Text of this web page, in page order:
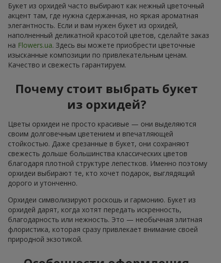
Букет из орхидей часто выбирают как нежный цветочный
акцент там, где нужна сдержанная, но яркая ароматная
элегантность. Если и вам нужен букет из орхидей,
наполненный деликатной красотой цветов, сделайте заказ
на Flowers.ua. Здесь вы можете приобрести цветочные
изысканные композиции по привлекательным ценам.
Качество и свежесть гарантируем.
Почему стоит выбрать букет
из орхидей?
Цветы орхидеи не просто красивые — они выделяются
своим долговечным цветением и впечатляющей
стойкостью. Даже срезанные в букет, они сохраняют
свежесть дольше большинства классических цветов
благодаря плотной структуре лепестков. Именно поэтому
орхидеи выбирают те, кто хочет подарок, выглядящий
дорого и утонченно.
Орхидеи символизируют роскошь и гармонию. Букет из
орхидей дарят, когда хотят передать искренность,
благодарность или нежность. Это — необычная элитная
флористика, которая сразу привлекает внимание своей
природной экзотикой.